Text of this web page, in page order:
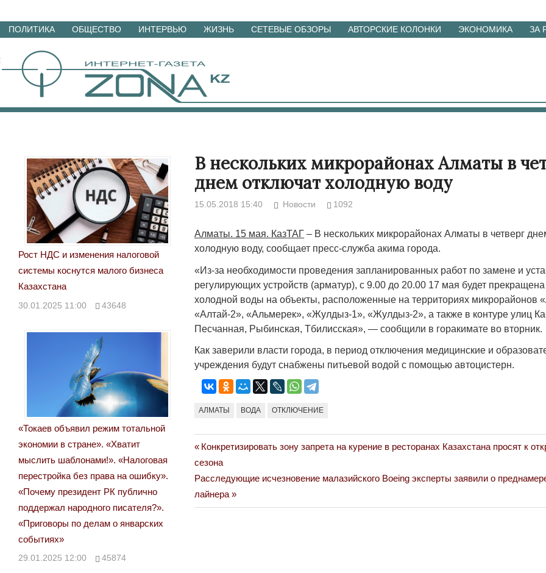
Перейти
материалам
ПОЛИТИКА ОБЩЕСТВО ИНТЕРВЬЮ ЖИЗНЬ СЕТЕВЫЕ ОБЗОРЫ АВТОРСКИЕ КОЛОНКИ ЭКОНОМИКА ЗА
В нескольких микрорайонах Алматы в
днем отключат холодную воду
15.05.2018 15:40 Новости 1092
Алматы. 15 мая. КазТАГ – В нескольких микрорайонах Алматы в четверг
холодную воду, сообщает пресс-служба акима города.
«Из-за необходимости проведения запланированных работ по замене и
регулирующих устройств (арматур), с 9.00 до 20.00 17 мая будет
холодной воды на объекты, расположенные на территориях микрорайонов
«Алтай-2», «Альмерек», «Жулдыз-1», «Жулдыз-2», а также в контуре улиц
Песчанная, Рыбинская, Тбилисская», — сообщили в горакимате во вторник.
Как заверили власти города, в период отключения медицинские и
учреждения будут снабжены питьевой водой с помощью автоцистерн.
АЛМАТЫ ВОДА ОТКЛЮЧЕНИЕ
Навигация
по
записям
Previous
Post:
Конкретизировать зону запрета на курение в ресторанах Казахстана просят к
сезона
Next
Post:
Расследующие исчезновение малазийского Boeing эксперты заявили о
лайнера
Рост НДС и изменения налоговой
системы коснутся малого бизнеса
Казахстана
30.01.2025 11:00 43648
«Токаев объявил режим тотальной
экономии в стране». «Хватит
мыслить шаблонами!». «Налоговая
перестройка без права на ошибку».
«Почему президент РК публично
поддержал народного писателя?».
«Приговоры по делам о январских
событиях»
29.01.2025 12:00 45874
Народ выбрал свет
17.10.2024 17:00 29972
Странная
Дарига не
мошенниками
30.10.2024